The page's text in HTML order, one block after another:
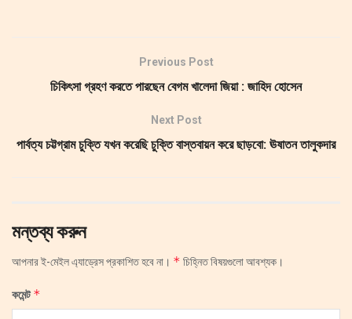
Previous Post
চিকিৎসা গ্রহণ করতে পারছেন বেগম খালেদা জিয়া : জাহিদ হোসেন
Next Post
পার্বত্য চট্টগ্রাম চুক্তি যখন করেছি চুক্তি বাস্তবায়ন করে ছাড়বো: ঊষাতন তালুকদার
মন্তব্য করুন
আপনার ই-মেইল এ্যাড্রেস প্রকাশিত হবে না। * চিহ্নিত বিষয়গুলো আবশ্যক।
কমেন্ট*